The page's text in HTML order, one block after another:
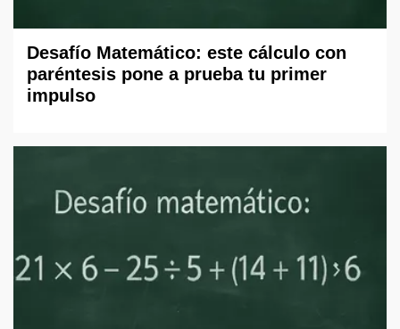
Desafío Matemático: este cálculo con
paréntesis pone a prueba tu primer
impulso